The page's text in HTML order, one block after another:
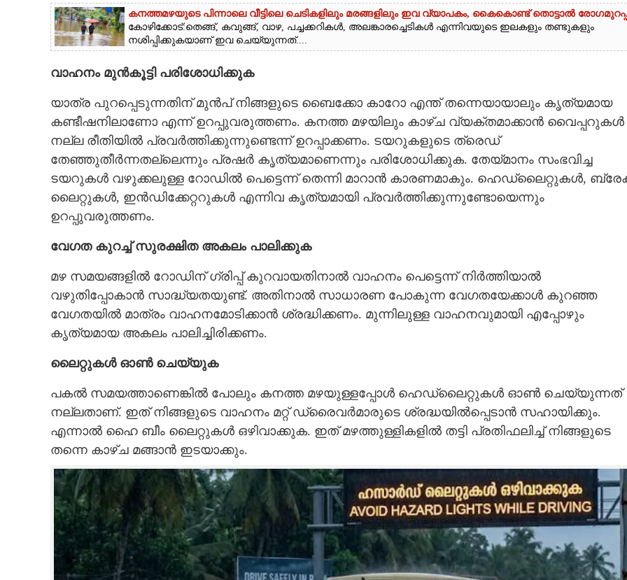
CONTACT US
കനത്തമഴയുടെ പിന്നാലെ വീട്ടിലെ ചെടികളിലും മരങ്ങളിലും ഇവ വ്യാപകം, കൈകൊണ്ട് തൊട്ടാൽ
കോഴിക്കോട്:തെങ്ങ്, കവുങ്ങ്, വാഴ, പച്ചക്കറികൾ, അലങ്കാരച്ചെടികൾ എന്നിവയുടെ ഇലകളും തണ്ടുകളും
നശിപ്പിക്കുകയാണ് ഇവ ചെയ്യുന്നത്....
വാഹനം മുൻകൂട്ടി പരിശോധിക്കുക
യാത്ര പുറപ്പെടുന്നതിന് മുൻപ് നിങ്ങളുടെ ബൈക്കോ കാറോ എന്ത് തന്നെയായാലും കൃത്യമായ
കണ്ടീഷനിലാണോ എന്ന് ഉറപ്പുവരുത്തണം. കനത്ത മഴയിലും കാഴ്ച വ്യക്തമാക്കാൻ വൈപ്പറുകൾ
നല്ല രീതിയിൽ പ്രവർത്തിക്കുന്നുണ്ടെന്ന് ഉറപ്പാക്കണം. ടയറുകളുടെ ത്രെഡ്
തേഞ്ഞുതീർന്നതല്ലെന്നും പ്രഷർ കൃത്യമാണെന്നും പരിശോധിക്കുക. തേയ്മാനം സംഭവിച്ച
ടയറുകൾ വഴുക്കലുള്ള റോഡിൽ പെട്ടെന്ന് തെന്നി മാറാൻ കാരണമാകും. ഹെഡ്‌ലൈറ്റുകൾ,
ലൈറ്റുകൾ, ഇൻഡിക്കേറ്ററുകൾ എന്നിവ കൃത്യമായി പ്രവർത്തിക്കുന്നുണ്ടോയെന്നും
ഉറപ്പുവരുത്തണം.
വേഗത കുറച്ച് സുരക്ഷിത അകലം പാലിക്കുക
മഴ സമയങ്ങളിൽ റോഡിന് ഗ്രിപ്പ് കുറവായതിനാൽ വാഹനം പെട്ടെന്ന് നിർത്തിയാൽ
വഴുതിപ്പോകാൻ സാദ്ധ്യതയുണ്ട്. അതിനാൽ സാധാരണ പോകുന്ന വേഗതയേക്കാൾ കുറഞ്ഞ
വേഗതയിൽ മാത്രം വാഹനമോടിക്കാൻ ശ്രദ്ധിക്കണം. മുന്നിലുള്ള വാഹനവുമായി എപ്പോഴും
കൃത്യമായ അകലം പാലിച്ചിരിക്കണം.
ലൈറ്റുകൾ ഓൺ ചെയ്യുക
പകൽ സമയത്താണെങ്കിൽ പോലും കനത്ത മഴയുള്ളപ്പോൾ ഹെഡ്‌ലൈറ്റുകൾ ഓൺ ചെയ്യുന്നത്
നല്ലതാണ്. ഇത് നിങ്ങളുടെ വാഹനം മറ്റ് ഡ്രൈവർമാരുടെ ശ്രദ്ധയിൽപ്പെടാൻ സഹായിക്കും.
എന്നാൽ ഹൈ ബീം ലൈറ്റുകൾ ഒഴിവാക്കുക. ഇത് മഴത്തുള്ളികളിൽ തട്ടി പ്രതിഫലിച്ച് നിങ്ങളുടെ
തന്നെ കാഴ്ച മങ്ങാൻ ഇടയാക്കും.